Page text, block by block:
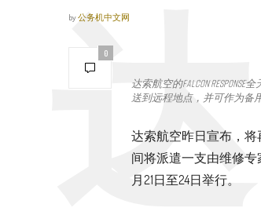
by公务机中文网
0
达索航空的Falcon Response
送到远程地点，并可作为备
达索航空昨日宣布，
间将派遣一支由维修
月21日至24日举行。